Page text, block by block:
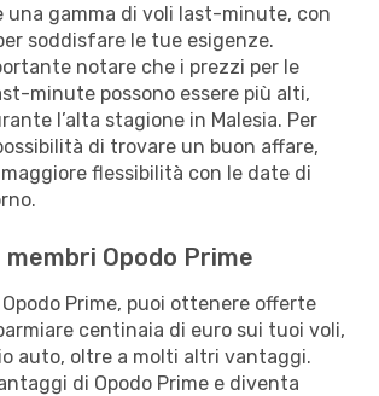
una gamma di voli last-minute, con
soddisfare le tue esigenze.
notare che i prezzi per le
minute possono essere più alti,
l’alta stagione in Malesia. Per
di trovare un buon affare,
flessibilità con le date di
Opodo Prime
Opodo Prime, puoi ottenere offerte
centinaia di euro sui tuoi voli,
auto, oltre a molti altri vantaggi.
di Opodo Prime e diventa